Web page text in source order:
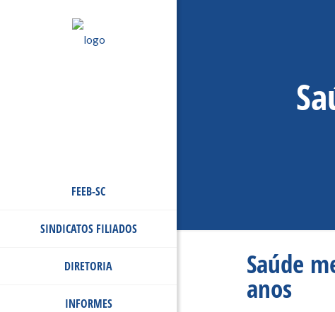
FEEB-SC
SINDICATOS FILIADOS
DIRETORIA
INFORMES
Saúde
anos